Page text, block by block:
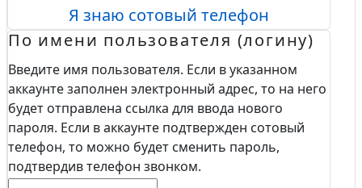
Я знаю сотовый телефон
По имени пользователя (логину)
Введите имя пользователя. Если в указанном
аккаунте заполнен электронный адрес, то на него
будет отправлена ссылка для ввода нового
пароля. Если в аккаунте подтвержден сотовый
телефон, то можно будет сменить пароль,
подтвердив телефон звонком.